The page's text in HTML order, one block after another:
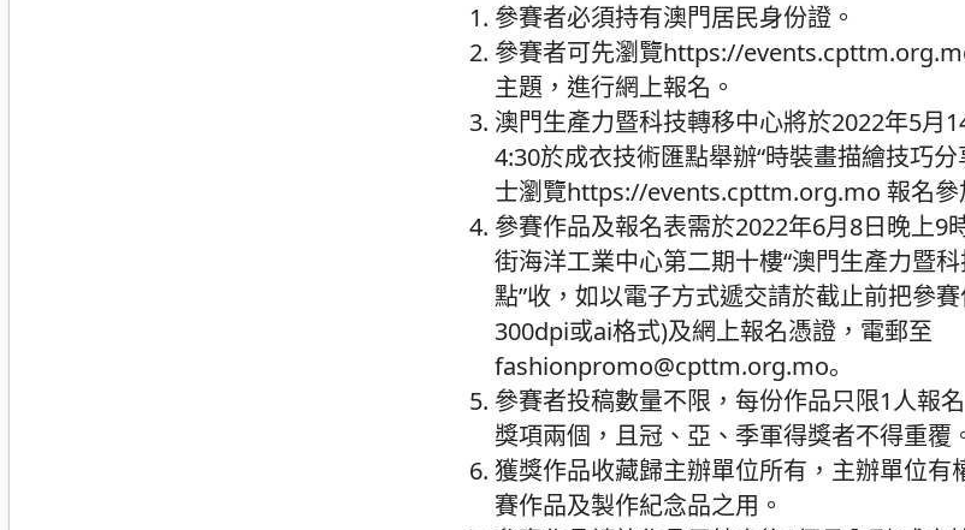
參賽者必須持有澳門居民身份證。
參賽者可先瀏覽https://
主題，進行網上報名。
澳門生產力暨科技轉移中心將於2022年5月
4:30於成衣技術匯點舉辦“時裝畫描繪技巧
士瀏覽https://events.cpttm.org.mo 報名參
參賽作品及報名表需於2022年6月8日晚上9
街海洋工業中心第二期十樓“澳門生產力暨
點”收，如以電子方式遞交請於截止前把參
300dpi或ai格式)及網上報名憑證，電郵至
fashionpromo@cpttm.org.mo。
參賽者投稿數量不限，每份作品只限1人報
獎項兩個，且冠、亞、季軍得獎者不得重覆
獲獎作品收藏歸主辦單位所有，主辦單位有
賽作品及製作紀念品之用。